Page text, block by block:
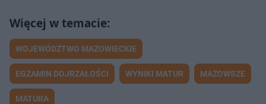
WOJEWÓDZTWO MAZOWIECKIE
EGZAMIN DOJRZAŁOŚCI WYNIKI MATUR MAZOWSZE
MATURA